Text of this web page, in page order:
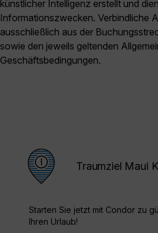
künstlicher Intelligenz erstellt und
Informationszwecken. Verbindliche
ausschließlich aus der
sowie den jeweils geltenden
Geschäftsbedingungen.
Traumziel Maui
Starten Sie jetzt mit Condor zu
Ihren Urlaub!